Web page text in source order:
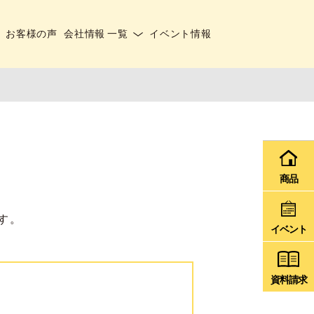
お客様の声 会社情報 一覧 イベント情報
。
商品
イベント
資料請求